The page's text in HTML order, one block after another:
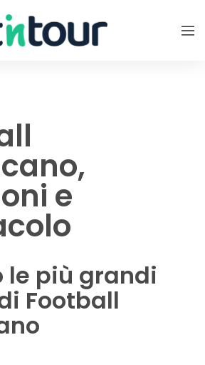
e
le più grandi
Football